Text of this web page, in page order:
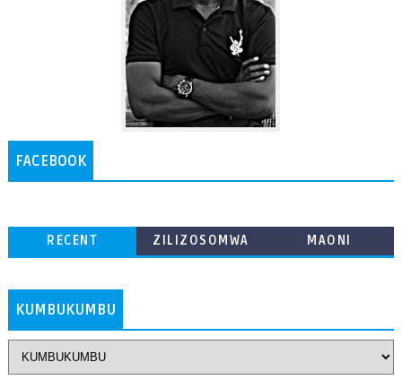
FACEBOOK
RECENT
ZILIZOSOMWA
MAONI
KUMBUKUMBU